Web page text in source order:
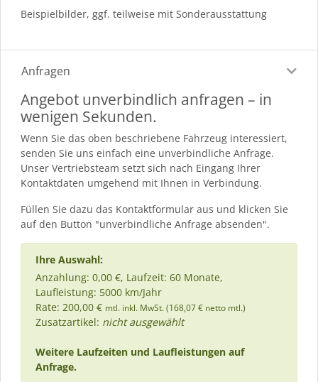
Beispielbilder, ggf. teilweise mit Sonderausstattung
Anfragen
Angebot unverbindlich anfragen – in
wenigen Sekunden.
Wenn Sie das oben beschriebene Fahrzeug interessiert,
senden Sie uns einfach eine unverbindliche Anfrage.
Unser Vertriebsteam setzt sich nach Eingang Ihrer
Kontaktdaten umgehend mit Ihnen in Verbindung.
Füllen Sie dazu das Kontaktformular aus und klicken Sie
auf den Button "unverbindliche Anfrage absenden".
Ihre Auswahl:
Anzahlung: 0,00 €, Laufzeit: 60 Monate,
Laufleistung: 5000 km/Jahr
Rate: 200,00 € mtl. inkl. MwSt. (168,07 € netto mtl.)
Zusatzartikel: nicht ausgewählt
Weitere Laufzeiten und Laufleistungen auf
Anfrage.